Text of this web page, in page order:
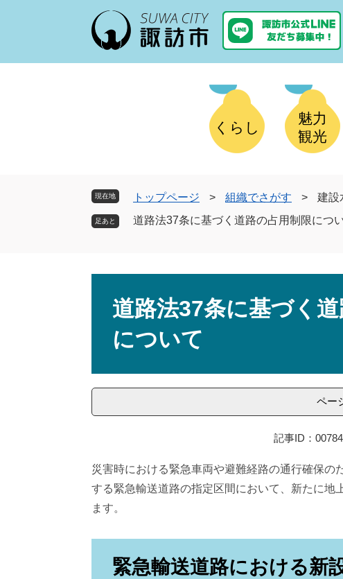
くらし
魅力
観光
現在地 トップページ > 組織でさがす > 建設
道路法37条に基づく道路の占用制限につ
道路法37条に基づく
について
ペー
記事ID：
災害時における緊急車両や避難経路の通行確保
する緊急輸送道路の指定区間において、新たに地
ます。
緊急輸送道路における新